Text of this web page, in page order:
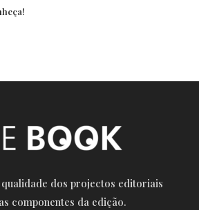
dos projectos editoriais
componentes da edição.